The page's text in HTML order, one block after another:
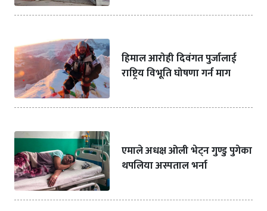
हिमाल आरोही दिवंगत पुर्जालाई
राष्ट्रिय विभूति घोषणा गर्न माग
एमाले अधक्ष ओली भेट्न गुण्डु पुगेका
थपलिया अस्पताल भर्ना